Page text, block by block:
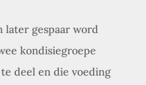
later gespaar word
kondisiegroepe
deel en die voeding